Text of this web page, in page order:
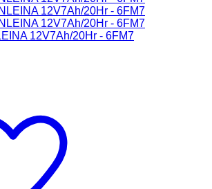
12V7Ah/20Hr - 6FM7